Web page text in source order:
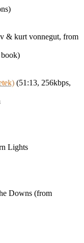
& kurt vonnegut, from
(51:13, 256kbps,
Lights
Downs (from